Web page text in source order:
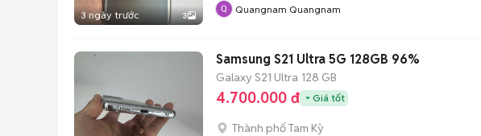
3 ngày trước 3 Quangnam Quangnam
Samsung S21 Ultra 5G 128GB 96%
Galaxy S21 Ultra 128 GB
4.700.000 đ Giá tốt
Thành phố Tam Kỳ